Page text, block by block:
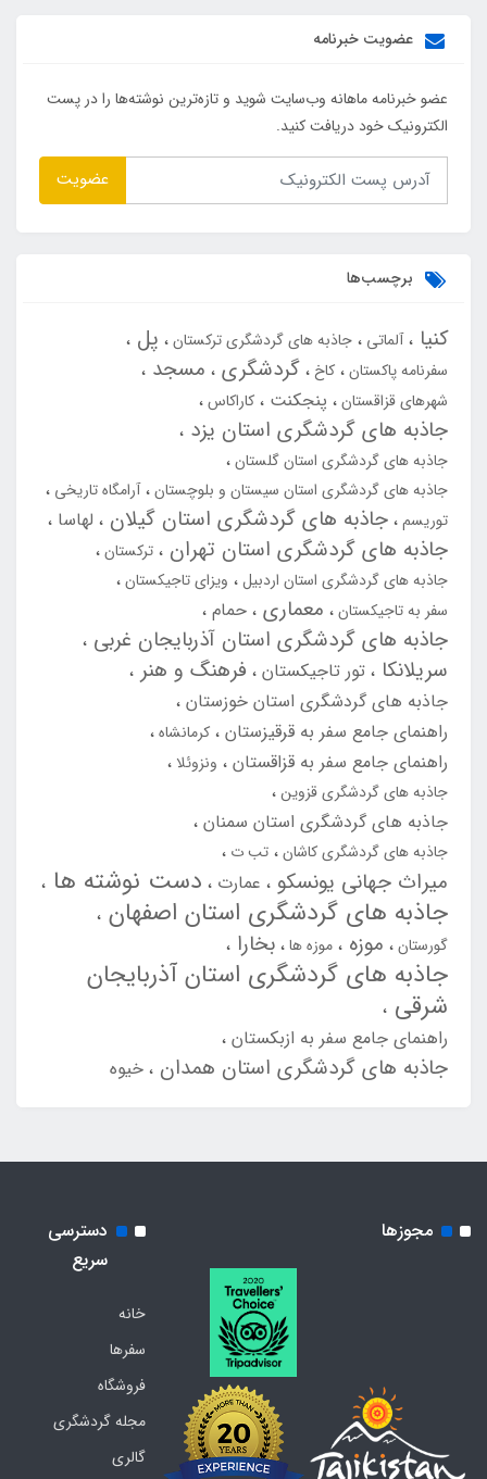
عضویت خبرنامه
عضو خبرنامه ماهانه وب‌سایت شوید و تازه‌ترین نوشته‌ها را در پست
الکترونیک خود دریافت کنید.
عضویت
برچسب‌ها
کنیا آلماتی جاذبه های گردشگری ترکستان پل
سفرنامه پاکستان کاخ گردشگری مسجد
شهرهای قزاقستان پنجکنت کاراکاس
جاذبه های گردشگری استان یزد
جاذبه های گردشگری استان گلستان
جاذبه های گردشگری استان سیستان و بلوچستان آرامگاه تاریخی
توریسم جاذبه های گردشگری استان گیلان لهاسا
جاذبه های گردشگری استان تهران
ترکستان
جاذبه های گردشگری استان اردبیل
ویزای تاجیکستان
سفر به تاجیکستان
معماری حمام
جاذبه های گردشگری استان آذربایجان غربی
سریلانکا
تور تاجیکستان فرهنگ و هنر
جاذبه های گردشگری استان خوزستان
راهنمای جامع سفر به قرقیزستان
کرمانشاه
راهنمای جامع سفر به قزاقستان
ونزوئلا
جاذبه های گردشگری قزوین
جاذبه های گردشگری استان سمنان
جاذبه های گردشگری کاشان تب ت
میراث جهانی یونسکو عمارت
دست نوشته ها
جاذبه های گردشگری استان اصفهان
گورستان موزه موزه ها بخارا
جاذبه های گردشگری استان آذربایجان
شرقی
راهنمای جامع سفر به ازبکستان
جاذبه های گردشگری استان همدان خیوه
مجوزها
دسترسی
سریع
خانه
سفرها
فروشگاه
مجله گردشگری
گالری